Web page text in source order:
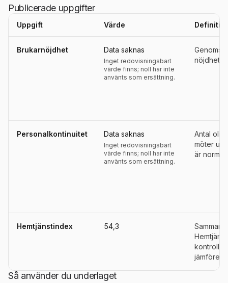
Publicerade uppgifter
Uppgift Värde
Brukarnöjdhet Data saknas
Inget redovisningsbart
värde finns; noll har inte
använts som ersättning.
nöjdhet i
Personalkontinuitet Data saknas
Inget redovisningsbart
värde finns; noll har inte
använts som ersättning.
Antal
möter
är
Hemtjänstindex 54,3
Så använder du underlaget